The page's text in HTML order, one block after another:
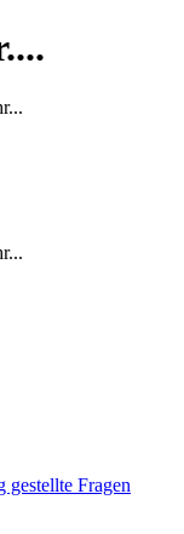
gestellte Fragen